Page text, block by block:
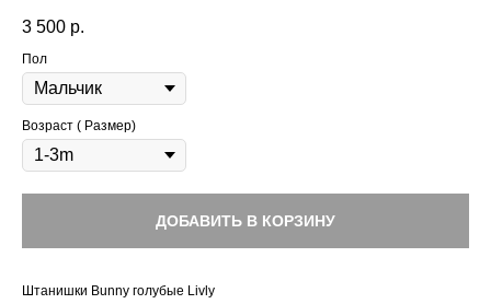
3 500 р.
Пол
Возраст ( Размер)
ДОБАВИТЬ В КОРЗИНУ
Штанишки Bunny голубые Livly